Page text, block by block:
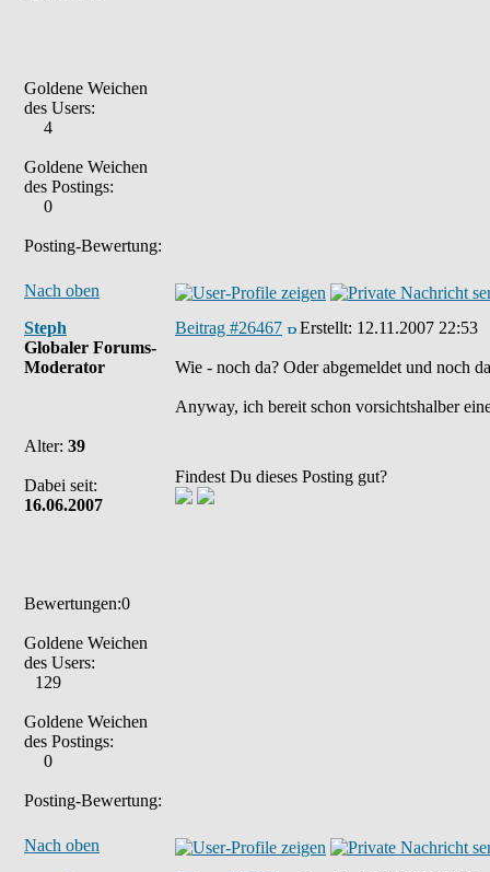
Goldene Weichen
des Users:
4
Goldene Weichen
des Postings:
0
Posting-Bewertung:
Nach oben
Steph
Globaler Forums-
Moderator
Alter: 39
Dabei seit:
16.06.2007
Bewertungen:0
Goldene Weichen
des Users:
129
Goldene Weichen
des Postings:
0
Posting-Bewertung:
Beitrag #26467 Erstellt: 12.11.2007 22:53
Wie - noch da? Oder abgemeldet und noch
Anyway, ich bereit schon vorsichtshalber
Findest Du dieses Posting gut?
Nach oben